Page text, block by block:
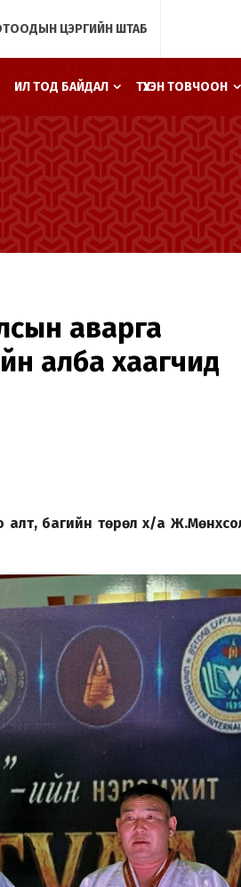
ЦЭРГИЙН ШТАБ
ИЛ ТОД БАЙДАЛ ТҮҮХЭН ТОВЧООН
аварга
алба хаагчид
багийн төрөл х/а